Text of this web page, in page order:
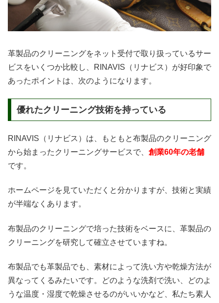
革製品のクリーニングをネット受付で取り扱っているサー
ビスをいくつか比較し、RINAVIS（リナビス）が好印象で
あったポイントは、次のようになります。
優れたクリーニング技術を持っている
RINAVIS（リナビス）は、もともと布製品のクリーニング
から始まったクリーニングサービスで、 創業60年の老舗
です。
ホームページを見ていただくと分かりますが、技術と実績
が半端なくあります。
布製品のクリーニングで培った技術をベースに、革製品の
クリーニングを研究して確立させていますね。
布製品でも革製品でも、素材によって洗い方や乾燥方法が
異なってくるみたいです。どのような洗剤で洗い、どのよ
うな温度・湿度で乾燥させるのがいいかなど、私たち素人